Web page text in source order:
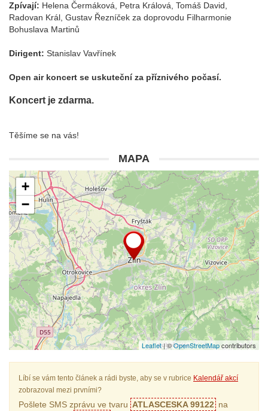
Zpívají: Helena Čermáková, Petra Králová, Tomáš David,
Radovan Král, Gustav Řezníček za doprovodu Filharmonie
Bohuslava Martinů
Dirigent: Stanislav Vavřínek
Open air koncert se uskuteční za příznivého počasí.
Koncert je zdarma.
Těšíme se na vás!
MAPA
+
−
Leaflet| ©OpenStreetMapcontributors
Líbí se vám tento článek a rádi byste, aby se v rubrice Kalendář akcí
zobrazoval mezi prvními?
Pošlete SMS zprávu ve tvaru ATLASCESKA 99122 na